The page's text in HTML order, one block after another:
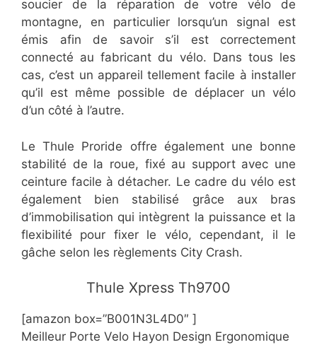
soucier de la réparation de votre vélo de
montagne, en particulier lorsqu’un signal est
émis afin de savoir s’il est correctement
connecté au fabricant du vélo. Dans tous les
cas, c’est un appareil tellement facile à installer
qu’il est même possible de déplacer un vélo
d’un côté à l’autre.
Le Thule Proride offre également une bonne
stabilité de la roue, fixé au support avec une
ceinture facile à détacher. Le cadre du vélo est
également bien stabilisé grâce aux bras
d’immobilisation qui intègrent la puissance et la
flexibilité pour fixer le vélo, cependant, il le
gâche selon les règlements City Crash.
​​Thule Xpress Th9700
[amazon box=”B001N3L4D0″ ]
Meilleur Porte Velo Hayon Design Ergonomique